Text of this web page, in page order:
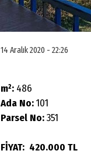
14 Aralık 2020 - 22:26
m²: 486
Ada No:101
Parsel No:351
FİYAT: 420.000 TL